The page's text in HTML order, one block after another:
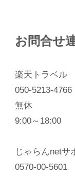
お問合せ
楽天トラベル
050-5213-4766
無休
9:00～18:00
じゃらんnetサ
0570-00-5601